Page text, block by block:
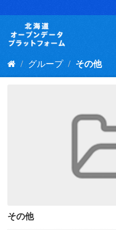
キ
グループ その他
その他